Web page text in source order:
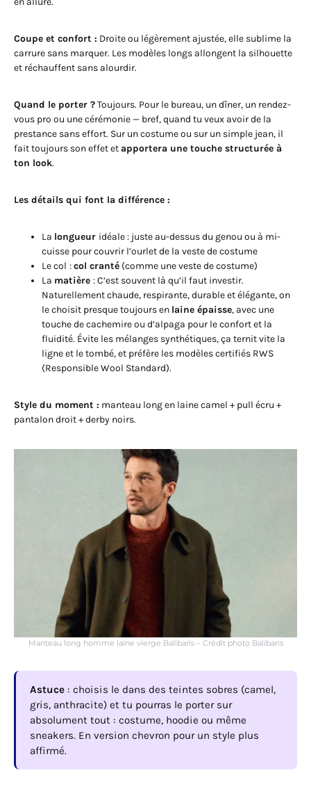
Coupe et confort : Droite ou légèrement ajustée, elle sublime la
carrure sans marquer. Les modèles longs allongent la silhouette
et réchauffent sans alourdir.
Quand le porter ?Toujours. Pour le bureau, un dîner, un rendez-
vous pro ou une cérémonie — bref, quand tu veux avoir de la
prestance sans effort. Sur un costume ou sur un simple jean, il
fait toujours son effet etapportera une touche structurée à
ton look.
Les détails qui font la différence :
La longueur idéale : juste au-dessus du genou ou à mi-
cuisse pour couvrir l’ourlet de la veste de costume
Le col :col cranté (comme une veste de costume)
La matière : C’est souvent là qu’il faut investir.
Naturellement chaude, respirante, durable et élégante, on
le choisit presque toujours en laine épaisse, avec une
touche de cachemire ou d’alpaga pour le confort et la
fluidité. Évite les mélanges synthétiques, ça ternit vite la
ligne et le tombé, et préfère les modèles certifiés RWS
(Responsible Wool Standard).
Style du moment : manteau long en laine camel + pull écru +
pantalon droit + derby noirs.
Manteau long homme laine vierge Balibaris – Crédit photo Balibaris
Astuce : choisis le dans des teintes sobres (camel,
gris, anthracite) et tu pourras le porter sur
absolument tout : costume, hoodie ou même
sneakers. En version chevron pour un style plus
affirmé.